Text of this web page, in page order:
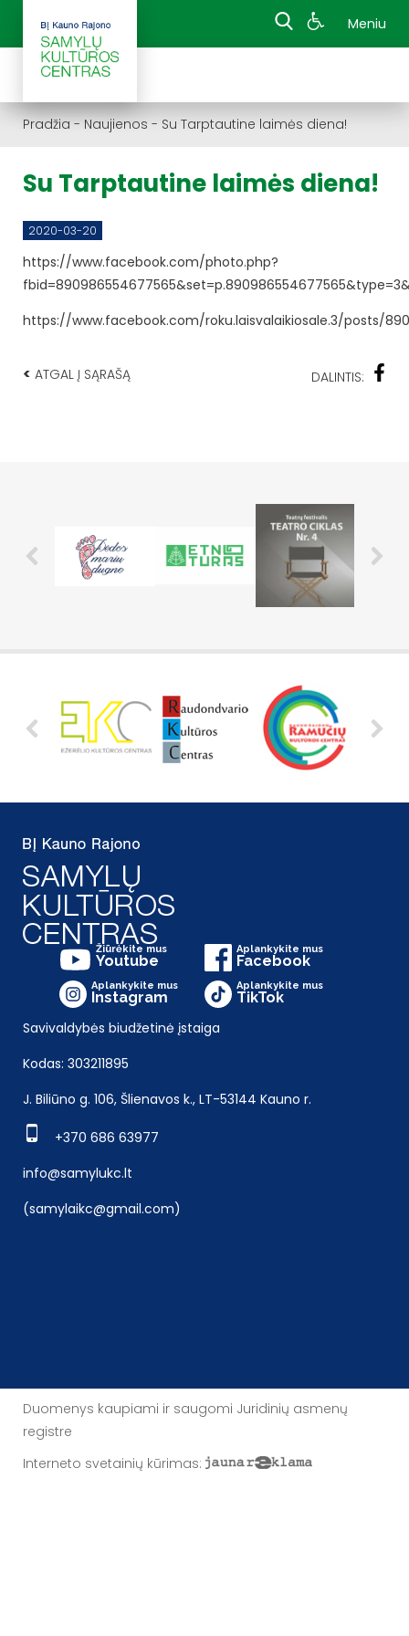
Meniu
Pradžia - Naujienos - Su Tarptautine laimės diena!
Su Tarptautine laimės diena!
2020-03-20
https://www.facebook.com/photo.php?
https://www.facebook.com/roku.laisvalaikiosale.3/posts/
< ATGAL Į SĄRAŠĄ DALINTIS:
Žiūrėkite mus
Youtube
Aplankykite mus
Facebook
Aplankykite mus
Instagram
Aplankykite mus
TikTok
Savivaldybės biudžetinė įstaiga
Kodas: 303211895
J. Biliūno g. 106, Šlienavos k., LT-53144 Kauno r.
+370 686 63977
info@samylukc.lt
(samylaikc@gmail.com)
Duomenys kaupiami ir saugomi Juridinių asmenų
registre
Interneto svetainių kūrimas: